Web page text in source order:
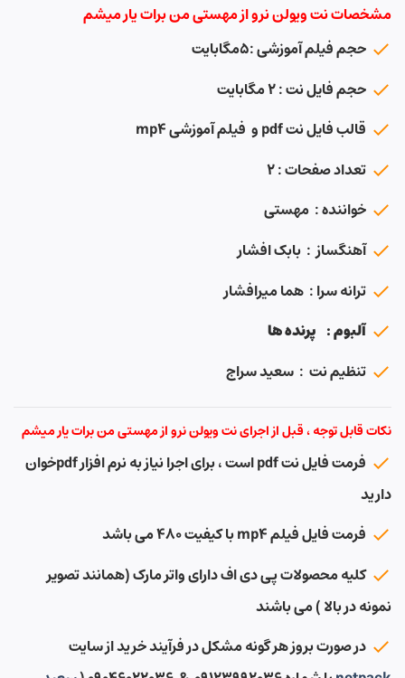
مشخصات نت ویولن نرو از مهستی من برات یار میشم
حجم فیلم آموزشی :۵مگابایت
حجم فایل نت : ۲ مگابایت
قالب فایل نت pdf و فیلم آموزشی mp4
تعداد صفحات : ۲
خواننده : مهستی
آهنگساز : بابک افشار
ترانه سرا : هما میرافشار
آلبوم : پرنده ها
تنظیم نت : سعید سراج
نکات قابل توجه ، قبل از اجرای نت ویولن نرو از مهستی من برات یار میشم
فرمت فایل نت pdf است ، برای اجرا نیاز به نرم افزار pdfخوان
دارید
فرمت فایل فیلم mp4 با کیفیت ۴۸۰ می باشد
کلیه محصولات پی دی اف دارای واتر مارک (همانند تصویر
نمونه در بالا ) می باشند
در صورت بروز هر گونه مشکل در فرآیند خرید از سایت